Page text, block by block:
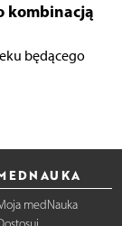
kombinacją
będącego
medNauka